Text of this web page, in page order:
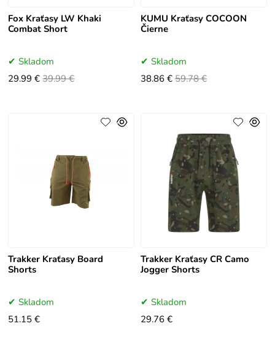
Fox Kraťasy LW Khaki
Combat Short
Skladom
29.99 € 39.99 €
KUMU Kraťasy COCOON
Čierne
Skladom
38.86 € 59.78 €
Trakker Kraťasy Board
Shorts
Skladom
51.15 €
Trakker Kraťasy CR Camo
Jogger Shorts
Skladom
29.76 €